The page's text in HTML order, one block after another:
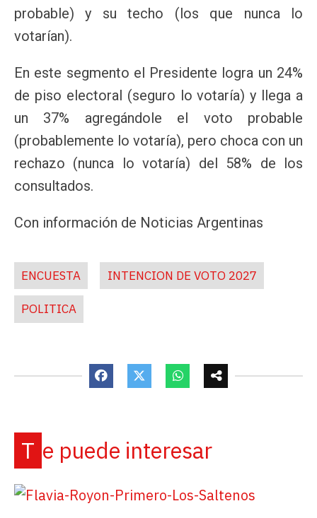
probable) y su techo (los que nunca lo
votarían).
En este segmento el Presidente logra un 24%
de piso electoral (seguro lo votaría) y llega a
un 37% agregándole el voto probable
(probablemente lo votaría), pero choca con un
rechazo (nunca lo votaría) del 58% de los
consultados.
Con información de Noticias Argentinas
ENCUESTA INTENCION DE VOTO 2027
POLITICA
Te puede interesar